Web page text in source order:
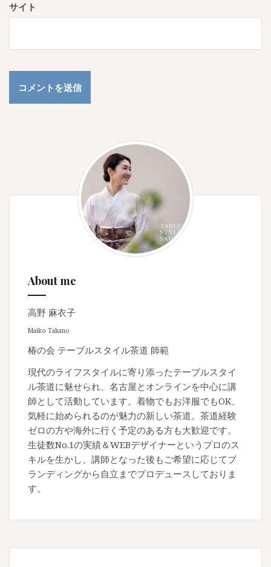
サイト
About me
高野 麻衣子
Maiko Takano
椿の会 テーブルスタイル茶道 師範
現代のライフスタイルに寄り添ったテーブルスタイ
ル茶道に魅せられ、名古屋とオンラインを中心に講
師として活動しています。着物でもお洋服でもOK、
気軽に始められるのが魅力の新しい茶道。茶道経験
ゼロの方や海外に行く予定のある方も大歓迎です。
生徒数No.1の実績＆WEBデザイナーというプロのス
キルを生かし、講師となった後もご希望に応じてブ
ランディングから自立までプロデュースしておりま
す。